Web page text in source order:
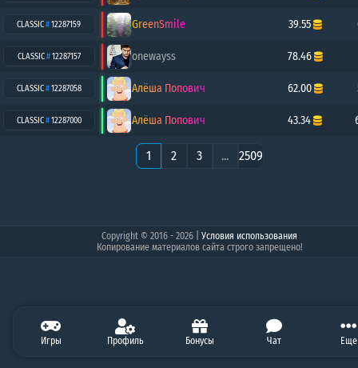
3.51 0.00 50.00 5666.67
Игры Профиль Бонусы Чат Еще
CLASSIC#12287159 GreenSmile 39.55
CLASSIC#12287157 onewayss 78.46
CLASSIC#12287058 Алёша Попович 62.00
CLASSIC#12287000 Алёша Попович 43.34
1 2 3 ... 2509
Copyright © 2016 - 2026 |Условия использования
Копирование материалов сайта строго запрещено!